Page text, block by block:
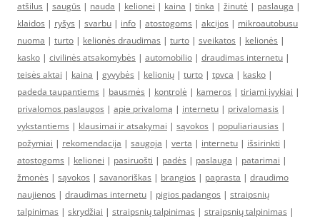
atšilus | saugūs | nauda | kelionei | kaina | tinka | žinutė | paslauga |
klaidos | ryšys | svarbu | info | atostogoms | akcijos | mikroautobusu
nuoma | turto | kelionės draudimas | turto | sveikatos | kelionės |
kasko | civilinės atsakomybės | automobilio | draudimas internetu |
teisės aktai | kaina | gyvybės | kelionių | turto | tpvca | kasko |
padeda taupantiems | bausmės | kontrolė | kameros | tiriami įvykiai |
privalomos paslaugos | apie privalomą | internetu | privalomasis |
vykstantiems | klausimai ir atsakymai | sąvokos | populiariausias |
požymiai | rekomendacija | saugoja | verta | internetu | išsirinkti |
atostogoms | kelionei | pasiruošti | padės | paslauga | patarimai |
žmonės | sąvokos | savanoriškas | brangios | paprasta | draudimo
naujienos | draudimas internetu | pigios padangos | straipsnių
talpinimas | skrydžiai | straipsnių talpinimas | straipsnių talpinimas |